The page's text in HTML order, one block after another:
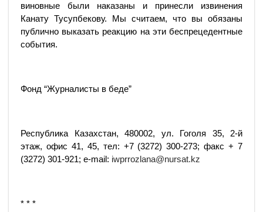
виновные были наказаны и принесли извинения
Канату Тусупбекову. Мы считаем, что вы обязаны
публично выказать реакцию на эти беспрецедентные
события.
Фонд “Журналисты в беде”
Республика Казахстан, 480002, ул. Гоголя 35, 2-й
этаж, офис 41, 45, тел: +7 (3272) 300-273; факс + 7
(3272) 301-921; e-mail: iwprrozlana@nursat.kz
* * *